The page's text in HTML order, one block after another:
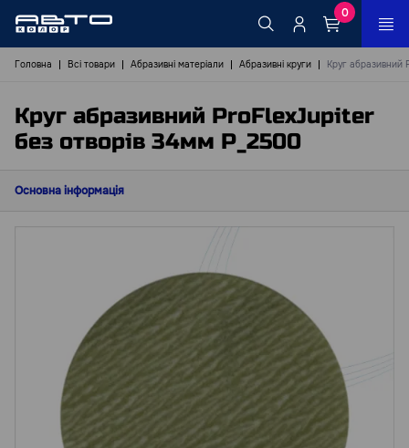
0
Головна Всі товари Абразивні матеріали Абразивні круги Круг абразивний
Круг абразивний ProFlexJupiter
без отворів 34мм Р_2500
Основна інформація